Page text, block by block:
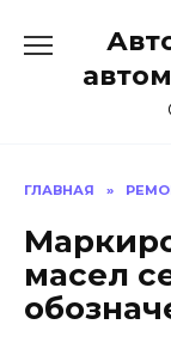
содержанию
ГЛАВНАЯ »
масел